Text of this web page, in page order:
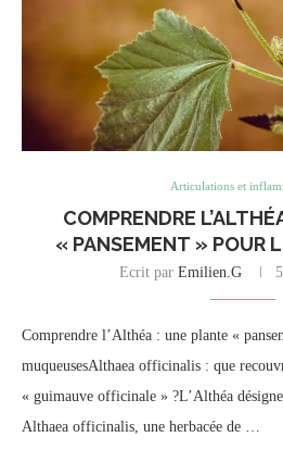
Articulations et
COMPRENDRE
« PANSEMENT » POUR
Ecrit par Emilien.G
Comprendre l’Althéa : une plante «
muqueusesAlthaea officinalis : que
« guimauve officinale » ?L’Althéa
Althaea officinalis, une herbacée de …